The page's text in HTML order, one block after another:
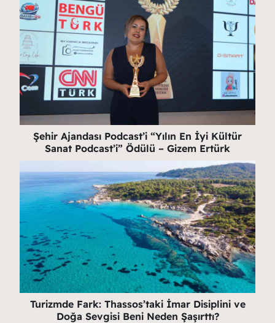
Şehir Ajandası Podcast’i “Yılın En İyi Kültür
Sanat Podcast’i” Ödülü – Gizem Ertürk
Turizmde Fark: Thassos’taki İmar Disiplini ve
Doğa Sevgisi Beni Neden Şaşırttı?